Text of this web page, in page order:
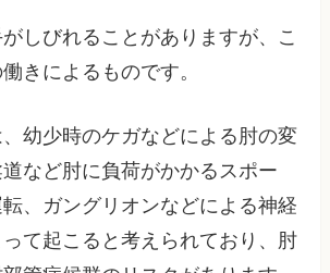
しびれることがありますが、こ
きによるものです。
幼少時のケガなどによる肘の変
など肘に負荷がかかるスポー
、ガングリオンなどによる神経
て起こると考えられており、肘